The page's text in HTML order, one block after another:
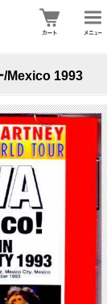
/Mexico 1993